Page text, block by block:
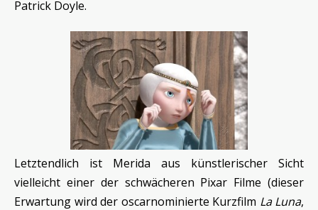
Patrick Doyle.
Letztendlich ist Merida aus künstlerischer Sicht
vielleicht einer der schwächeren Pixar Filme (dieser
Erwartung wird der oscarnominierte Kurzfilm La Luna,